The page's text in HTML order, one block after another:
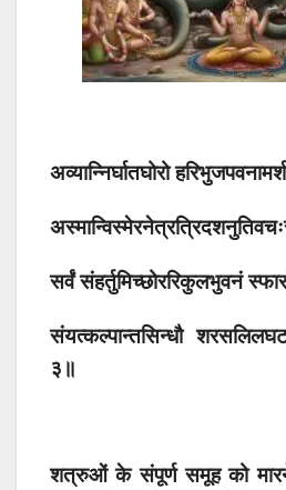
अव्यान्निर्घातघोरो
सर्वं संहर्तुमिच्छोररिकुलभुवनं
संयत्कल्पान्तसिन्धौ
३॥
शत्रुओं के संपूर्ण समूह को